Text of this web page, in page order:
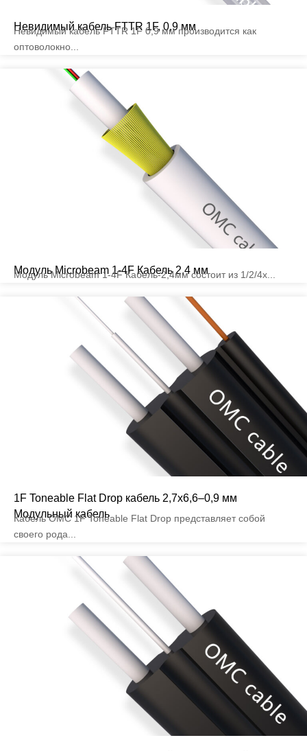
Невидимый кабель FTTR 1F, 0,9 мм
Невидимый кабель FTTR 1F 0,9 мм производится как
оптоволокно...
Модуль Microbeam 1-4F Кабель 2,4 мм
Модуль Microbeam 1-4F Кабель-2,4мм состоит из 1/2/4x...
1F Toneable Flat Drop кабель 2,7x6,6–0,9 мм
Модульный кабель
Кабель OMC 1F Toneable Flat Drop представляет собой
своего рода...